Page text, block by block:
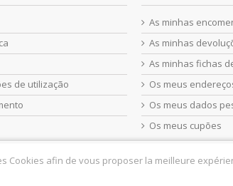
de utilização
As minhas
As minhas
As minhas fichas
Os meus
Os meus dados
Os meus cupões
Cookies afin de vous proposer la meilleure